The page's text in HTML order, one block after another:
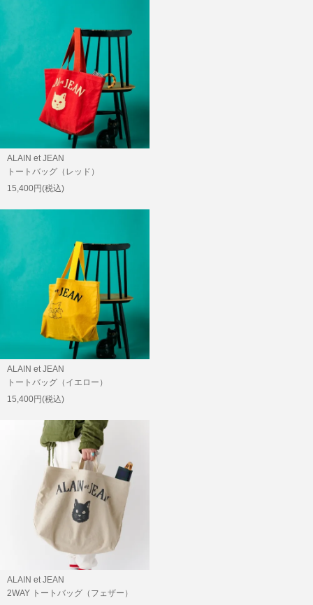
ALAIN et JEAN
トートバッグ（レッド）
15,400円(税込)
ALAIN et JEAN
トートバッグ（イエロー）
15,400円(税込)
ALAIN et JEAN
2WAY トートバッグ（フェザー）